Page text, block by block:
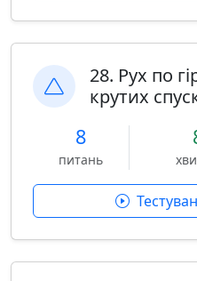
28. Рух по
крутих
8
питань